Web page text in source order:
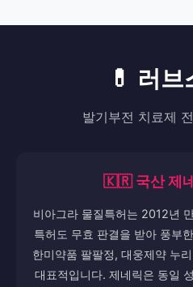
💊 러
발기부전 치료제
🇰🇷 국산 제
비아그라 물질특허는 2012년
특허도 무효 판결을 받아 풍부
한미약품 팔팔정, 대웅제약 누
대표적입니다. 제네릭은 동일